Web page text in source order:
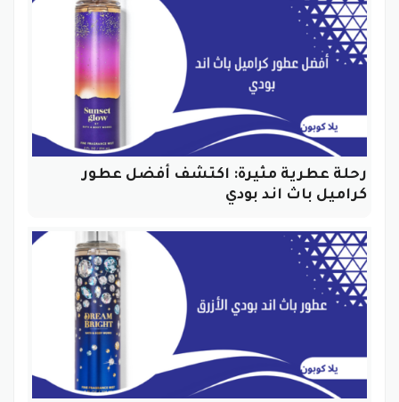
رحلة عطرية مثيرة: اكتشف أفضل عطور
كراميل باث اند بودي